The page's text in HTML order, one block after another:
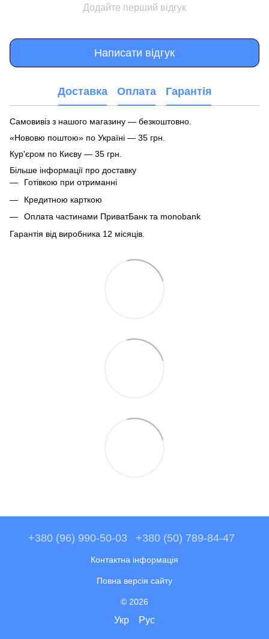
Додайте перший відгук
Написати відгук
Доставка Оплата Гарантія
Самовивіз з нашого магазину — безкоштовно.
«Нововю поштою» по Україні — 35 грн.
Кур'єром по Києву — 35 грн.
Більше інформації про доставку
Готівкою при отриманні
Кредитною карткою
Оплата частинами ПриватБанк та monobank
Гарантія від виробника 12 місяців.
+380 (96) 990-50-03 +380 (50) 789-84-47
Контактна інформація
Повна версія сайту
© 2026
Укр Рус